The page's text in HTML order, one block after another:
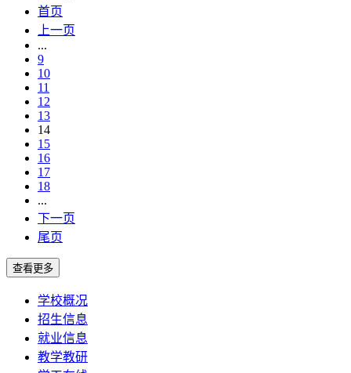
首页
上一页
...
9
10
11
12
13
14
15
16
17
18
...
下一页
尾页
学校概况
招生信息
就业信息
教学教研